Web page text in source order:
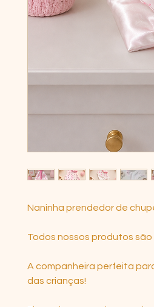
Naninha prendedor de
Todos nossos produtos são
A companheira perfeita
das crianças!